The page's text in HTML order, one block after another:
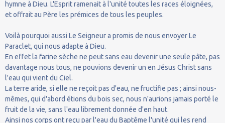
hymne à Dieu. L'Esprit ramenait à l'unité toutes les races éloignées,
et offrait au Père les prémices de tous les peuples.
Voilà pourquoi aussi Le Seigneur a promis de nous envoyer Le
Paraclet, qui nous adapte à Dieu.
En effet la farine sèche ne peut sans eau devenir une seule pâte, pas
davantage nous tous, ne pouvions devenir un en Jésus Christ sans
l'eau qui vient du Ciel.
La terre aride, si elle ne reçoit pas d'eau, ne fructifie pas ; ainsi nous-
mêmes, qui d'abord étions du bois sec, nous n'aurions jamais porté le
fruit de la vie, sans l'eau librement donnée d'en haut.
Ainsi nos corps ont reçu par l'eau du Baptême l'unité qui les rend